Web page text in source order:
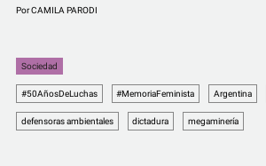
PorCAMILA PARODI
Sociedad
#50AñosDeLuchas #MemoriaFeminista Argentina
defensoras ambientales dictadura megaminería